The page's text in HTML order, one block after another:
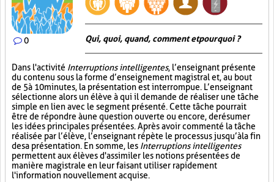
0 Qui, quoi, quand, comment et pourquoi ?
Dans l'activité Interruptions intelligentes, l’enseignant présente
du contenu sous la forme d’enseignement magistral et, au bout
de 5 à 10 minutes, la présentation est interrompue. L’enseignant
sélectionne alors un élève à qui il demande de réaliser une tâche
simple en lien avec le segment présenté. Cette tâche pourrait
être de répondre à une question ouverte ou encore, de résumer
les idées principales présentées. Après avoir commenté la tâche
réalisée par l’élève, l’enseignant répète le processus jusqu’à la fin
de sa présentation. En somme, les Interruptions intelligentes
permettent aux élèves d'assimiler les notions présentées de
manière magistrale en leur faisant utiliser rapidement
l'information nouvellement acquise.